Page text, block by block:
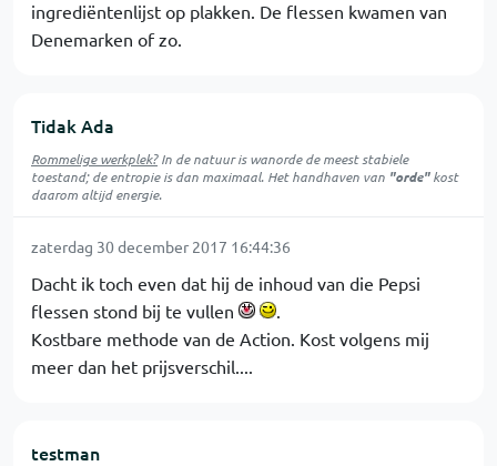
ingrediëntenlijst op plakken. De flessen kwamen van
Denemarken of zo.
Tidak Ada
Rommelige werkplek?In de natuur iswanordede meest stabiele
toestand; de entropie is dan maximaal. Het handhaven van "orde"kost
daarom altijd energie.
zaterdag 30 december 2017 16:44:36
Dacht ik toch even dat hij de inhoud van die Pepsi
flessen stond bij te vullen
.
Kostbare methode van de Action. Kost volgens mij
meer dan het prijsverschil....
testman